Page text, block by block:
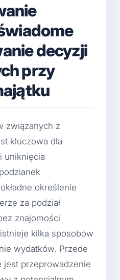
decyzji
przy
związanych z
kluczowa dla
uniknięcia
określenie
za podział
znajomości
kilka sposobów
wydatków. Przede
przeprowadzenie